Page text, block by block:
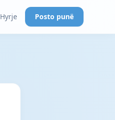
Hyrje Posto punë